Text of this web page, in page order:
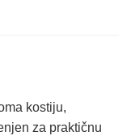
kostiju,
za praktičnu